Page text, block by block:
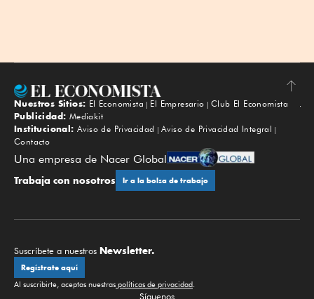
Subir
Nuestros Sitios: El Economista El Empresario
Club El Economista
Publicidad: Mediakit
Institucional: Aviso de Privacidad
Aviso de Privacidad Integral
Contacto
Una empresa de Nacer Global
Trabaja con nosotros Ir a la bolsa de trabajo
Suscríbete a nuestros Newsletter.
Regístrate aquí
Al suscribirte, aceptas nuestras políticas de privacidad.
Síguenos